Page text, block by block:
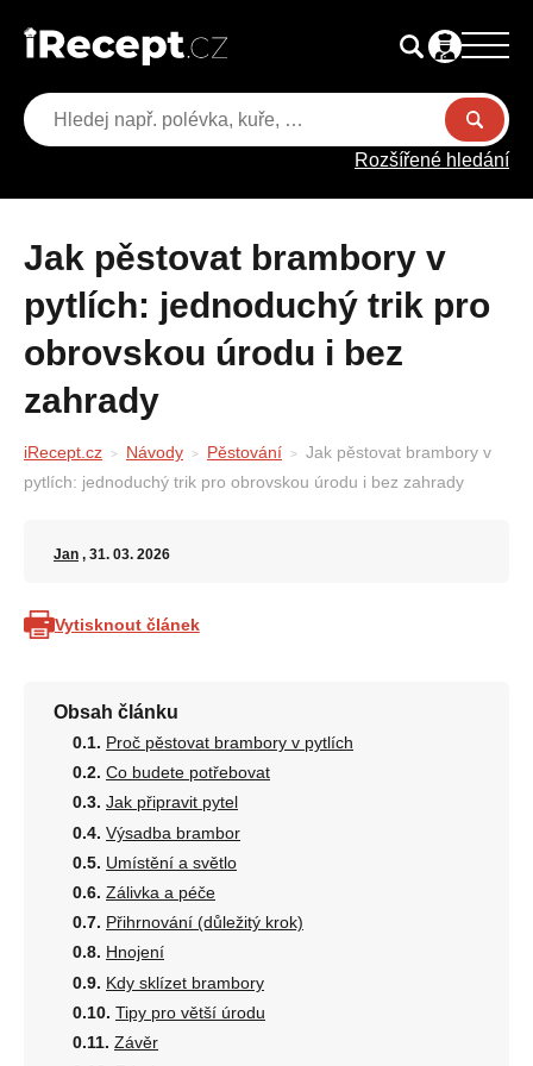
Rozšířené hledání
Jak pěstovat brambory v
pytlích: jednoduchý trik pro
obrovskou úrodu i bez
zahrady
iRecept.cz Návody Pěstování
Jak pěstovat brambory v
pytlích: jednoduchý trik pro obrovskou úrodu i bez zahrady
Jan , 31. 03. 2026
Vytisknout článek
Obsah článku
Proč pěstovat brambory v pytlích
Co budete potřebovat
Jak připravit pytel
Výsadba brambor
Umístění a světlo
Zálivka a péče
Přihrnování (důležitý krok)
Hnojení
Kdy sklízet brambory
Tipy pro větší úrodu
Závěr